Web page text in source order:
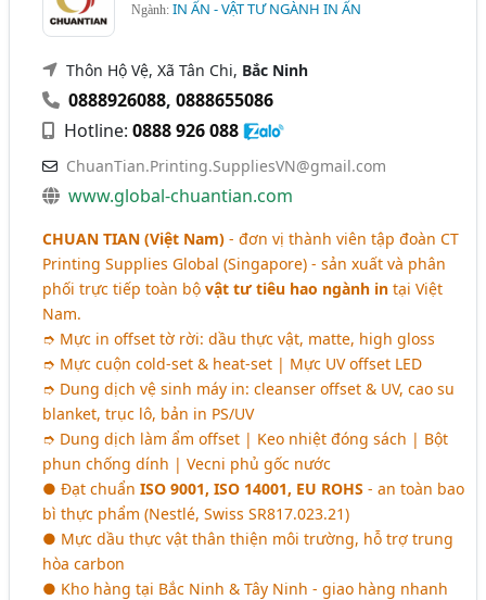
Ngành:IN ẤN - VẬT TƯ NGÀNH IN ẤN
Thôn Hộ Vệ, Xã Tân Chi, Bắc Ninh
0888926088,0888655086
Hotline:0888 926 088
ChuanTian.Printing.SuppliesVN@gmail.com
www.global-chuantian.com
CHUAN TIAN (Việt Nam) - đơn vị thành viên tập đoàn CT
Printing Supplies Global (Singapore) - sản xuất và phân
phối trực tiếp toàn bộvật tư tiêu hao ngành in tại Việt
Nam.
➮ Mực in offset tờ rời: dầu thực vật, matte, high gloss
➮ Mực cuộn cold-set & heat-set | Mực UV offset LED
➮ Dung dịch vệ sinh máy in: cleanser offset & UV, cao su
blanket, trục lô, bản in PS/UV
➮ Dung dịch làm ẩm offset | Keo nhiệt đóng sách | Bột
phun chống dính | Vecni phủ gốc nước
● Đạt chuẩnISO 9001, ISO 14001, EU ROHS - an toàn bao
bì thực phẩm (Nestlé, Swiss SR817.023.21)
● Mực dầu thực vật thân thiện môi trường, hỗ trợ trung
hòa carbon
● Kho hàng tại Bắc Ninh & Tây Ninh - giao hàng nhanh